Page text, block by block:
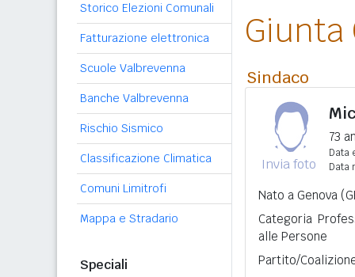
Storico Elezioni Comunali
Fatturazione elettronica
Scuole Valbrevenna
Banche Valbrevenna
Rischio Sismico
Classificazione Climatica
Comuni Limitrofi
Mappa e Stradario
Speciali
Giunta
Sindaco
Invia foto
73
Data
Data
Nato a Genova
Categoria
alle Persone
Partito/